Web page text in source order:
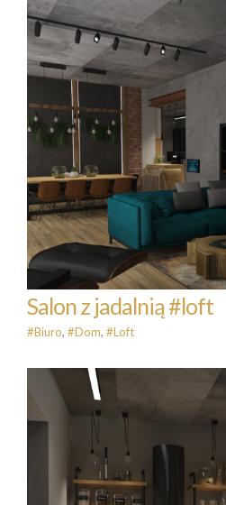
Salon z
#Biuro #Dom
Salon z jadalnią #loft
#Biuro, #Dom, #Loft